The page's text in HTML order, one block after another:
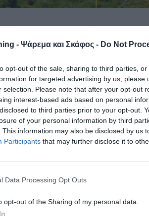
- Ψάρεμα και Σκάφος - Do Not
opt-out of the sale, sharing to third parties,
for targeted advertising by us, please
selection. Please note that after your opt-out
interest-based ads based on personal
to third parties prior to your opt-out.
of your personal information by third
This information may also be disclosed by us
Participants that may further disclose it to
Data Processing Opt Outs
opt-out of the Sharing of my personal data.
από την τουρκική
Καλύμνιοι
κλίμα στο Αιγαίο.
παραμένουν σχεδόν μόνιμα στην
συχνά σεπροκλητικές ενέργειες
σκάφος της τουρκικής
καΐκι , σε μια κίνηση που –όπως